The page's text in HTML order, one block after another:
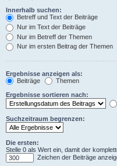
Innerhalb suchen:
Betreff und Text der Beiträge
Nur im Text der Beiträge
Nur im Betreff der Themen
Nur im ersten Beitrag der Themen
Ergebnisse anzeigen als:
Beiträge
Themen
Ergebnisse sortieren nach:
Suchzeitraum begrenzen:
Die ersten:
Stelle 0 als Wert ein, damit der
Zeichen der Beiträge